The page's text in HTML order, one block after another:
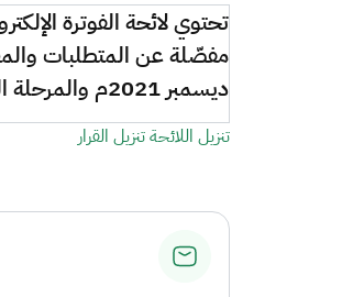
الزكاة الجمارك
تحتوي لائحة الفوترة
ديسمبر 2021م والمرحلة الثانية (الربط والتكامل) التي سيبدأ العمل بها في 1 يناير 2023م.
تنزيل اللائحةتنزيل القرار